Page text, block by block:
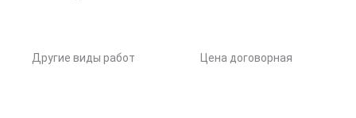
Другие виды работ Цена договорная